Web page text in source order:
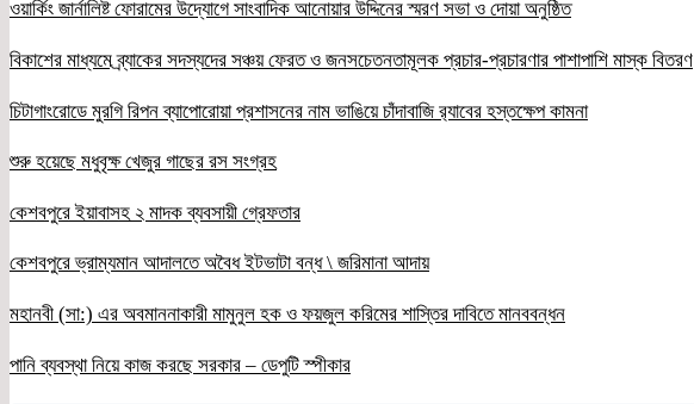
ওয়ার্কিং জার্নালিষ্ট ফোরামের উদ্যোগে সাংবাদিক আনোয়ার উদ্দিনের স্মরণ সভা ও দোয়া অনুষ্ঠিত
বিকাশের মাধ্যমে ব্র্যাকের সদস্যদের সঞ্চয় ফেরত ও জনসচেতনতামূলক প্রচার-প্রচারণার পাশাপাশি মাস্ক বিতরণ
চিটাগাংরোডে মুরগি রিপন ব্যাপোরোয়া প্রশাসনের নাম ভাঙিয়ে চাঁদাবাজি র‌্যাবের হস্তক্ষেপ কামনা
শুরু হয়েছে মধুবৃক্ষ খেজুর গাছের রস সংগ্রহ
কেশবপুরে ইয়াবাসহ ২ মাদক ব্যবসায়ী গ্রেফতার
কেশবপুরে ভ্রাম্যমান আদালতে অবৈধ ইটভাটা বন্ধ \ জরিমানা আদায়
মহানবী (সা:) এর অবমাননাকারী মামুনুল হক ও ফয়জুল করিমের শাস্তির দাবিতে মানববন্ধন
পানি ব্যবস্থা নিয়ে কাজ করছে সরকার – ডেপুটি স্পীকার